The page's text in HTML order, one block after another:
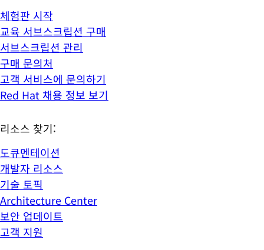
체험판 시작
교육 서브스크립션 구매
서브스크립션 관리
구매 문의처
고객 서비스에 문의하기
Red Hat 채용 정보 보기
리소스 찾기:
도큐멘테이션
개발자 리소스
기술 토픽
Architecture Center
보안 업데이트
고객 지원